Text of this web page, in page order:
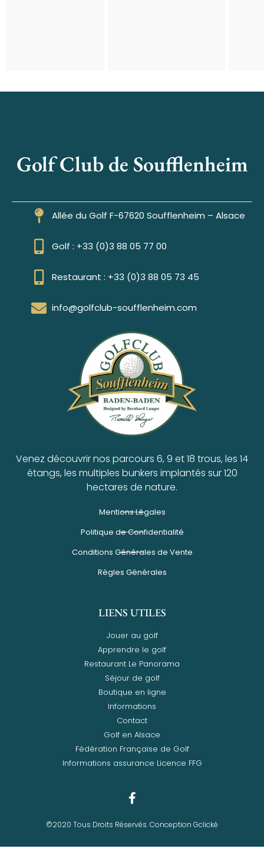
Golf Club de Soufflenheim
Allée du Golf F-67620 Soufflenheim – Alsace
Golf : +33 (0)3 88 05 77 00
Restaurant : +33 (0)3 88 05 73 45
info@golfclub-soufflenheim.com
Venez découvrir nos parcours 6, 9 et 18 trous, les 14
étangs, les multiples bunkers implantés sur 120
hectares de nature.
Mentions Légales
Politique de Confidentialité
Conditions Générales de Vente
Règles Générales
LIENS UTILES
Jouer au golf
Apprendre le golf
Restaurant Le Panorama
Séjour de golf
Boutique en ligne
Informations
Contact
Golf en Alsace
Fédération Française de Golf
Informations assurance Licence FFG
©2020 Tous Droits Réservés. Conception Gclické